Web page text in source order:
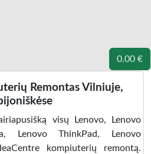
0.00 €
Remontas Vilniuje,
visų Lenovo, Lenovo
Lenovo ThinkPad, Lenovo
kompiuterių remontą.